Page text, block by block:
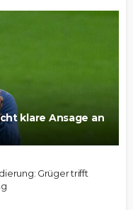
klare Ansage an
Grüger trifft